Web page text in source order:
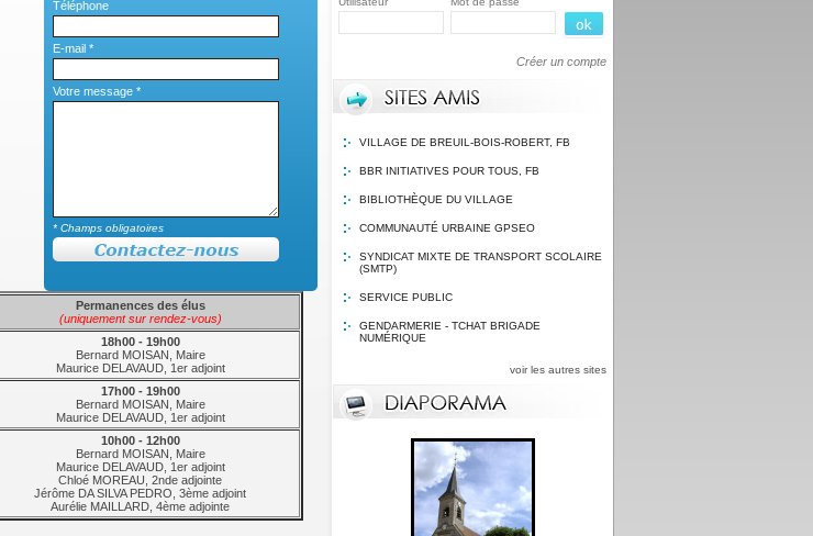
Téléphone
E-mail *
Votre message *
* Champs obligatoires
Permanences des élus
(uniquement sur rendez-vous)
18h00 - 19h00
Bernard MOISAN, Maire
Maurice DELAVAUD, 1er adjoint
17h00 - 19h00
Bernard MOISAN, Maire
Maurice DELAVAUD, 1er adjoint
10h00 - 12h00
Bernard MOISAN, Maire
Maurice DELAVAUD, 1er adjoint
Chloé MOREAU, 2nde adjointe
Jérôme DA SILVA PEDRO, 3ème adjoint
Aurélie MAILLARD, 4ème adjointe
Créer un compte
VILLAGE DE BREUIL-BOIS-ROBERT, FB
BBR INITIATIVES POUR TOUS, FB
BIBLIOTHÈQUE DU VILLAGE
COMMUNAUTÉ URBAINE GPSEO
SYNDICAT MIXTE DE TRANSPORT SCOLAIRE
(SMTP)
SERVICE PUBLIC
GENDARMERIE - TCHAT BRIGADE
NUMÉRIQUE
voir les autres sites